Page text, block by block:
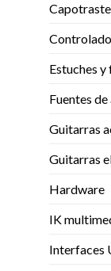
Estuches y
Fuentes
Guitarras
Guitarras
Hardware
IK
Interfaces